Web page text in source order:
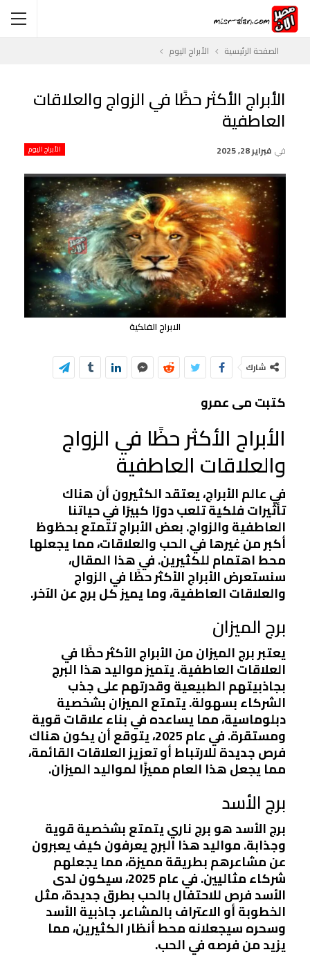
الصفحة الرئيسية الأبراج اليوم
الأبراج الأكثر حظًا في الزواج والعلاقات
العاطفية
الأبراج اليوم في فبراير 28, 2025
الابراج الفلكية
شارك
كتبت مى عمرو
الأبراج الأكثر حظًا في الزواج
والعلاقات العاطفية
في عالم الأبراج، يعتقد الكثيرون أن هناك
تأثيرات فلكية تلعب دورًا كبيرًا في حياتنا
العاطفية والزواج. بعض الأبراج تتمتع بحظوظ
أكبر من غيرها في الحب والعلاقات، مما يجعلها
محط اهتمام للكثيرين. في هذا المقال،
سنستعرض الأبراج الأكثر حظًا في الزواج
والعلاقات العاطفية، وما يميز كل برج عن الآخر.
برج الميزان
يعتبر برج الميزان من الأبراج الأكثر حظًا في
العلاقات العاطفية. يتميز مواليد هذا البرج
بجاذبيتهم الطبيعية وقدرتهم على جذب
الشركاء بسهولة. يتمتع الميزان بشخصية
دبلوماسية، مما يساعده في بناء علاقات قوية
ومستقرة. في عام 2025، يتوقع أن يكون هناك
فرص جديدة للارتباط أو تعزيز العلاقات القائمة،
مما يجعل هذا العام مميزًا لمواليد الميزان.
برج الأسد
برج الأسد هو برج ناري يتمتع بشخصية قوية
وجذابة. مواليد هذا البرج يعرفون كيف يعبرون
عن مشاعرهم بطريقة مميزة، مما يجعلهم
شركاء مثاليين. في عام 2025، سيكون لدى
الأسد فرص للاحتفال بالحب بطرق جديدة، مثل
الخطوبة أو الاعتراف بالمشاعر. جاذبية الأسد
وسحره سيجعلانه محط أنظار الكثيرين، مما
يزيد من فرصه في الحب.